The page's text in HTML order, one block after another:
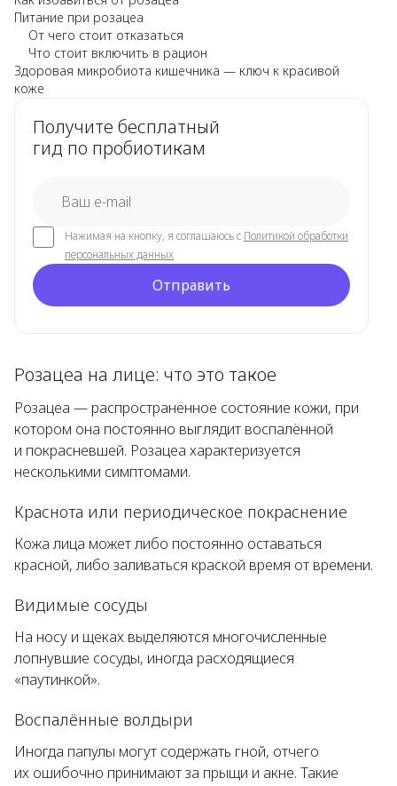
Питание при розацеа
От чего стоит отказаться
Что стоит включить в рацион
Здоровая микробиота кишечника — ключ к красивой
коже
Получите бесплатный
гид по пробиотикам
Нажимая на кнопку, я соглашаюсь с Политикой обработки
персональных данных
Отправить
Розацеа на лице: что это такое
Розацеа — распространённое состояние кожи, при
котором она постоянно выглядит воспалённой
и покрасневшей. Розацеа характеризуется
несколькими симптомами.
Краснота или периодическое покраснение
Кожа лица может либо постоянно оставаться
красной, либо заливаться краской время от времени.
Видимые сосуды
На носу и щеках выделяются многочисленные
лопнувшие сосуды, иногда расходящиеся
«паутинкой».
Воспалённые волдыри
Иногда папулы могут содержать гной, отчего
их ошибочно принимают за прыщи и акне. Такие